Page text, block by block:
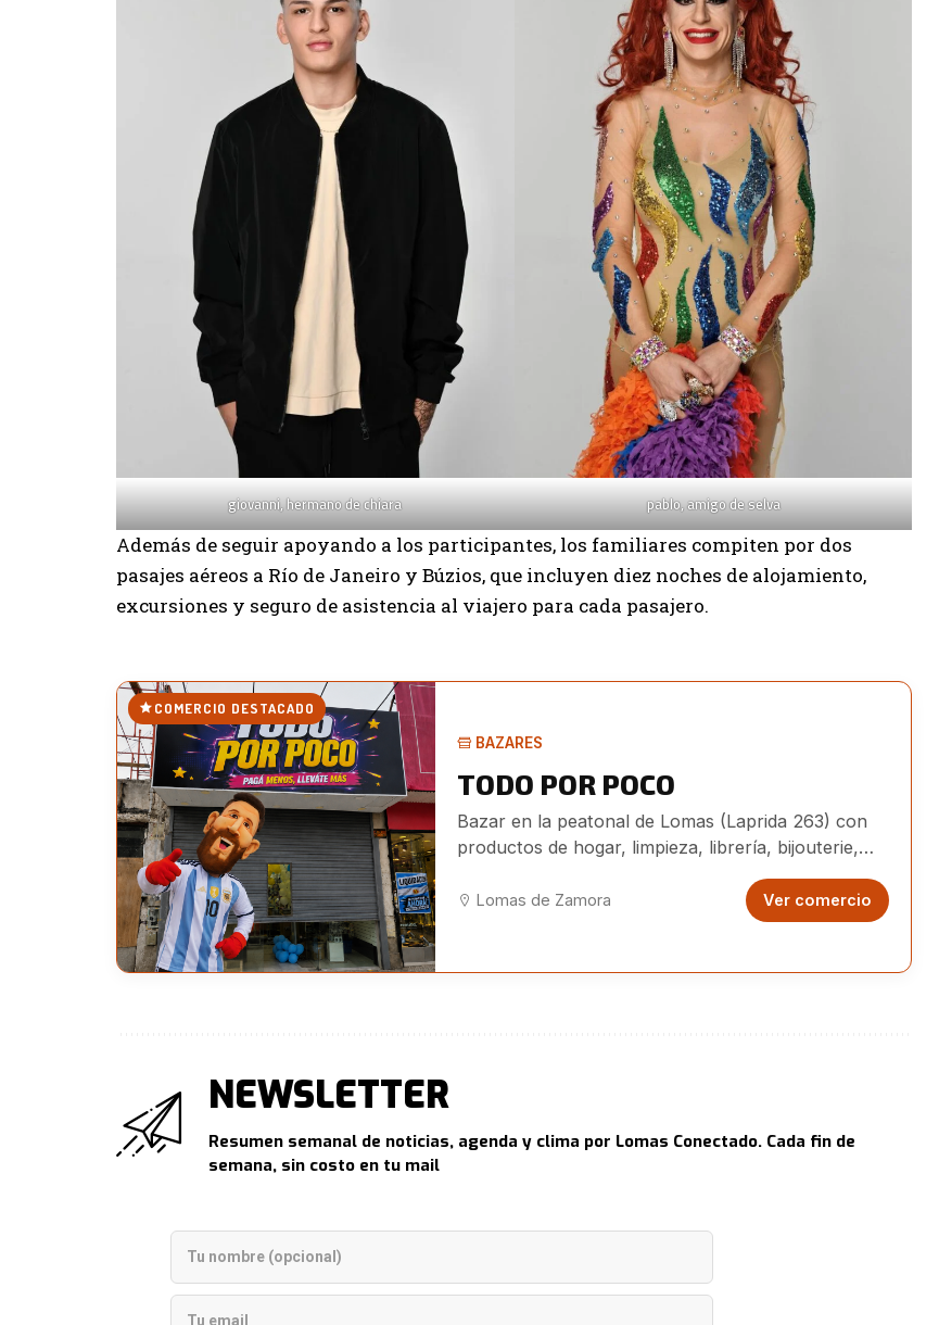
giovanni, hermano de chiara pablo, amigo de selva
Además de seguir apoyando a los participantes, los familiares compiten por dos
pasajes aéreos a Río de Janeiro y Búzios, que incluyen diez noches de alojamiento,
excursiones y seguro de asistencia al viajero para cada pasajero.
COMERCIO DESTACADO
BAZARES
TODO POR POCO
Bazar en la peatonal de Lomas (Laprida 263) con
productos de hogar, limpieza, librería, bijouterie,
Lomas de Zamora Ver comercio
NEWSLETTER
Resumen semanal de noticias, agenda y clima por Lomas Conectado. Cada fin de
semana, sin costo en tu mail